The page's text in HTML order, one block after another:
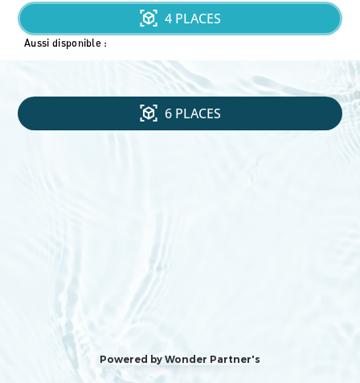
4 PLACES
Aussi disponible :
6 PLACES
Powered by Wonder Partner's